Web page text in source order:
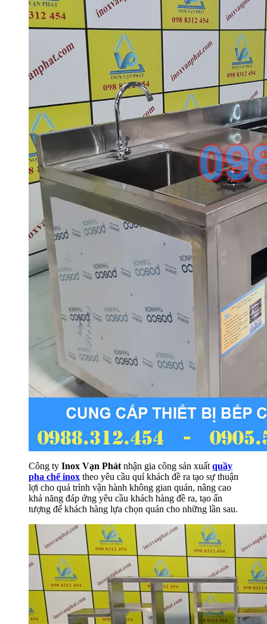
Công ty Inox Vạn Phát nhận gia công sản xuất quầy
pha chế inox theo yêu cầu quí khách đề ra tạo sự thuận
lợi cho quá trình vận hành không gian quán, nâng cao
khả năng đáp ứng yêu cầu khách hàng đề ra, tạo ấn
tượng để khách hàng lựa chọn quán cho những lần sau.